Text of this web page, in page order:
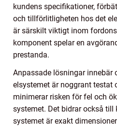
kundens specifikationer,
och tillförlitligheten hos det
är särskilt viktigt inom
komponent spelar en
prestanda.
Anpassade lösningar innebär
elsystemet är noggrant testat
minimerar risken för fel och
systemet. Det bidrar också
systemet är exakt